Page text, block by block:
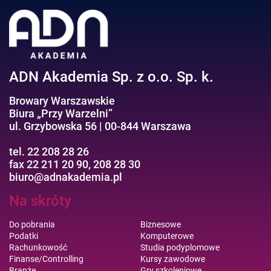
Efektywność osobista//Wellbeing
ADN Akademia Sp. z o.o. Sp. k.
Browary Warszawskie
Biura „Przy Warzelni”
ul. Grzybowska 56 | 00-844 Warszawa
tel. 22 208 28 26
fax 22 211 20 90, 208 28 30
biuro@adnakademia.pl
Na skróty
Do pobrania
Podatki
Rachunkowość
Finanse/Controlling
Biznesowe
Komputerowe
Studia podyplomowe
Kursy zawodowe